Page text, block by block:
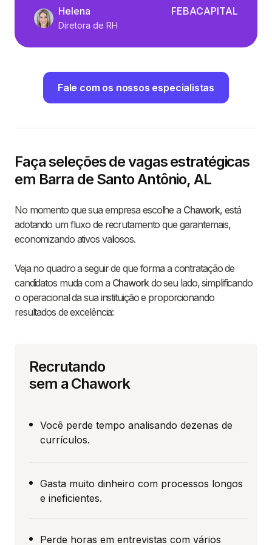
Helena
Diretora de RH
FEBACAPITAL
Fale com os nossos especialistas
Faça seleções de vagas estratégicas
em Barra de Santo Antônio, AL
No momento que sua empresa escolhe a Chawork, está
adotando um fluxo de recrutamento que garantemais,
economizando ativos valiosos.
Veja no quadro a seguir de que forma a contratação de
candidatos muda com a Chaworkdo seu lado, simplificando
o operacional da sua instituição e proporcionando
resultados de excelência:
Recrutando
sem a Chawork
Você perde tempo analisando dezenas de
currículos.
Gasta muito dinheiro com processos longos
e ineficientes.
Perde horas em entrevistas com vários